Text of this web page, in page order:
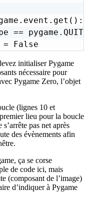
== pygame.QUIT:
= False
initialiser Pygame
nécessaire pour
Pygame Zero, l’objet
(lignes 10 et
lieu pour la boucle
pas net après
des évènements afin
ça se corse
de code ici, mais
(composant de l’image)
d’indiquer à Pygame